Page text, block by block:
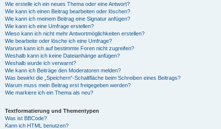
Wie erstelle ich ein neues Thema oder eine Antwort?
Wie kann ich einen Beitrag bearbeiten oder löschen?
Wie kann ich meinem Beitrag eine Signatur anfügen?
Wie kann ich eine Umfrage erstellen?
Wieso kann ich nicht mehr Antwortmöglichkeiten erstellen?
Wie bearbeite oder lösche ich eine Umfrage?
Warum kann ich auf bestimmte Foren nicht zugreifen?
Weshalb kann ich keine Dateianhänge anfügen?
Weshalb wurde ich verwarnt?
Wie kann ich Beiträge den Moderatoren melden?
Was bewirkt die „Speichern“-Schaltfläche beim Schreiben eines Beitrags?
Warum muss mein Beitrag erst freigegeben werden?
Wie markiere ich ein Thema als neu?
Textformatierung und Thementypen
Was ist BBCode?
Kann ich HTML benutzen?